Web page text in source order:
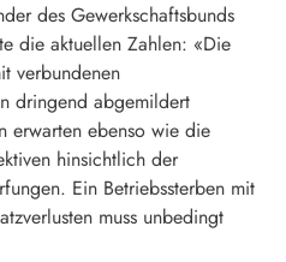
des Gewerkschaftsbunds
die aktuellen Zahlen: «Die
verbundenen
dringend abgemildert
erwarten ebenso wie die
hinsichtlich der
Ein Betriebssterben mit
muss unbedingt